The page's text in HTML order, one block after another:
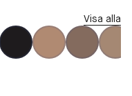
Visa alla